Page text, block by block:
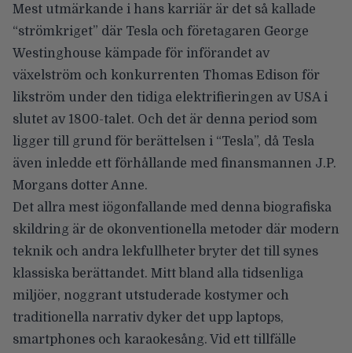
Mest utmärkande i hans karriär är det så kallade
“strömkriget” där Tesla och företagaren George
Westinghouse kämpade för införandet av
växelström och konkurrenten Thomas Edison för
likström under den tidiga elektrifieringen av USA i
slutet av 1800-talet. Och det är denna period som
ligger till grund för berättelsen i “Tesla”, då Tesla
även inledde ett förhållande med finansmannen J.P.
Morgans dotter Anne.
Det allra mest iögonfallande med denna biografiska
skildring är de okonventionella metoder där modern
teknik och andra lekfullheter bryter det till synes
klassiska berättandet. Mitt bland alla tidsenliga
miljöer, noggrant utstuderade kostymer och
traditionella narrativ dyker det upp laptops,
smartphones och karaokesång. Vid ett tillfälle